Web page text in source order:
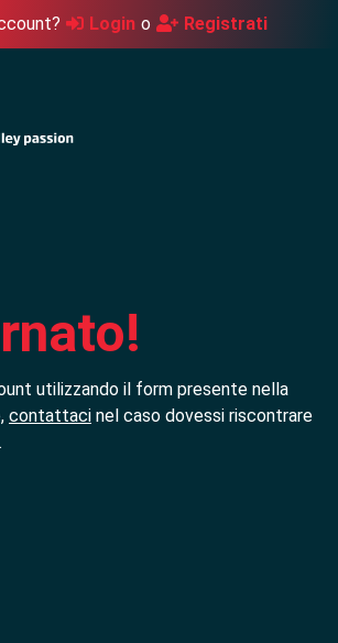
Login o Registrati
utilizzando il form presente nella
contattaci nel caso dovessi riscontrare